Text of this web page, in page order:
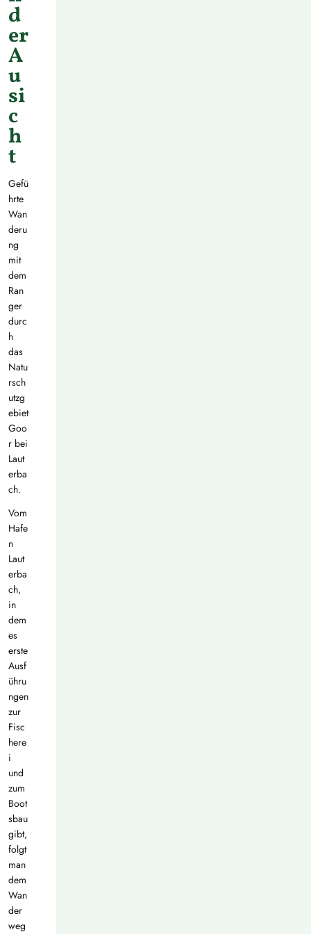
d
er
A
u
si
c
h
t
Gefü
hrte
Wan
deru
ng
mit
dem
Ran
ger
durc
h
das
Natu
rsch
utzg
ebiet
Goo
r bei
Laut
erba
ch.
Vom
Hafe
n
Laut
erba
ch,
in
dem
es
erste
Ausf
ühru
ngen
zur
Fisc
here
i
und
zum
Boot
sbau
gibt,
folgt
man
dem
Wan
der
weg